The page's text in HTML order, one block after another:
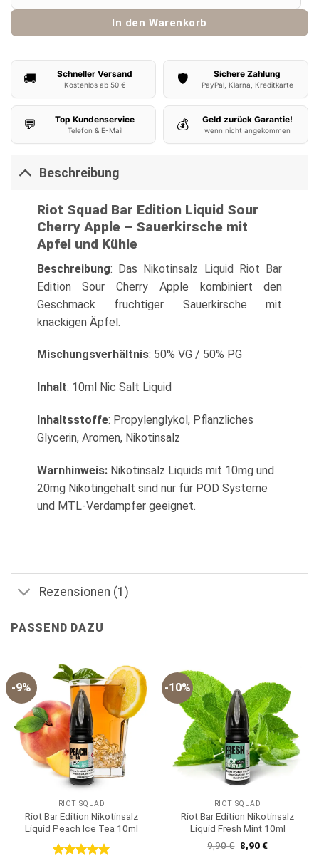
In den Warenkorb
🚚 Schneller Versand
Kostenlos ab 50 € 🛡️ Sichere Zahlung
PayPal, Klarna, Kreditkarte
💬 Top Kundenservice
Telefon & E-Mail 💰 Geld zurück Garantie!
wenn nicht angekommen
Beschreibung
Riot Squad Bar Edition Liquid Sour
Cherry Apple – Sauerkirsche mit
Apfel und Kühle
Beschreibung: Das Nikotinsalz Liquid Riot Bar
Edition Sour Cherry Apple kombiniert den
Geschmack fruchtiger Sauerkirsche mit
knackigen Äpfel.
Mischungsverhältnis: 50% VG / 50% PG
Inhalt: 10ml Nic Salt Liquid
Inhaltsstoffe: Propylenglykol, Pflanzliches
Glycerin, Aromen, Nikotinsalz
Warnhinweis: Nikotinsalz Liquids mit 10mg und
20mg Nikotingehalt sind nur für POD Systeme
und MTL-Verdampfer geeignet.
Rezensionen (1)
PASSEND DAZU
-9%
RIOT SQUAD
Riot Bar Edition Nikotinsalz
Liquid Peach Ice Tea 10ml
-10%
RIOT SQUAD
Riot Bar Edition Nikotinsalz
Liquid Fresh Mint 10ml
9,90€ Ursprünglicher
8,90€Aktueller